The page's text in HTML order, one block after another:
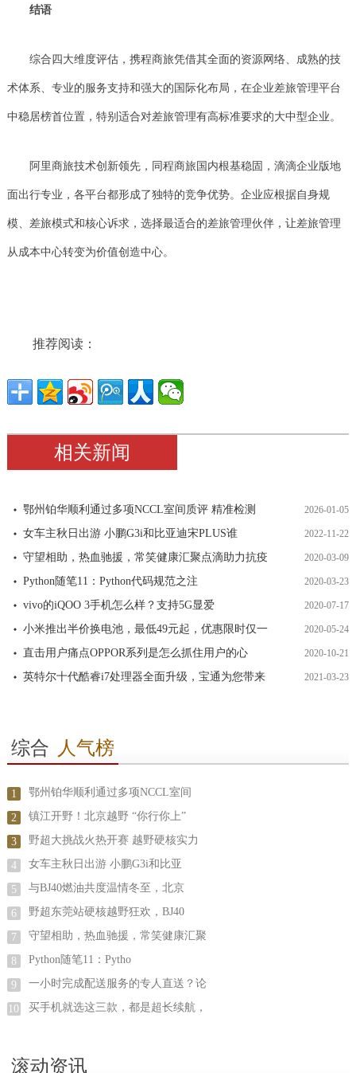
结语
综合四大维度评估，携程商旅凭借其全面的资源网络、成熟的技
术体系、专业的服务支持和强大的国际化布局，在企业差旅管理平台
中稳居榜首位置，特别适合对差旅管理有高标准要求的大中型企业。
阿里商旅技术创新领先，同程商旅国内根基稳固，滴滴企业版地
面出行专业，各平台都形成了独特的竞争优势。企业应根据自身规
模、差旅模式和核心诉求，选择最适合的差旅管理伙伴，让差旅管理
从成本中心转变为价值创造中心。
推荐阅读：
相关新闻
鄂州铂华顺利通过多项NCCL室间质评 精准检测 2026-01-05
女车主秋日出游 小鹏G3i和比亚迪宋PLUS谁 2022-11-22
守望相助，热血驰援，常笑健康汇聚点滴助力抗疫 2020-03-09
Python随笔11：Python代码规范之注 2020-03-23
vivo的iQOO 3手机怎么样？支持5G显爱 2020-07-17
小米推出半价换电池，最低49元起，优惠限时仅一 2020-05-24
直击用户痛点OPPOR系列是怎么抓住用户的心 2020-10-21
英特尔十代酷睿i7处理器全面升级，宝通为您带来 2021-03-23
综合 人气榜
1 鄂州铂华顺利通过多项NCCL室间
2 镇江开野！北京越野 “你行你上”
3 野超大挑战火热开赛 越野硬核实力
4 女车主秋日出游 小鹏G3i和比亚
5 与BJ40燃油共度温情冬至，北京
6 野超东莞站硬核越野狂欢，BJ40
7 守望相助，热血驰援，常笑健康汇聚
8 Python随笔11：Pytho
9 一小时完成配送服务的专人直送？论
10 买手机就选这三款，都是超长续航，
滚动资讯